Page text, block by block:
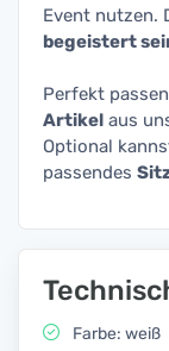
Event nutzen.
begeistert
Perfekt
Artikel aus
Optional
passendes
Farbe: weiß